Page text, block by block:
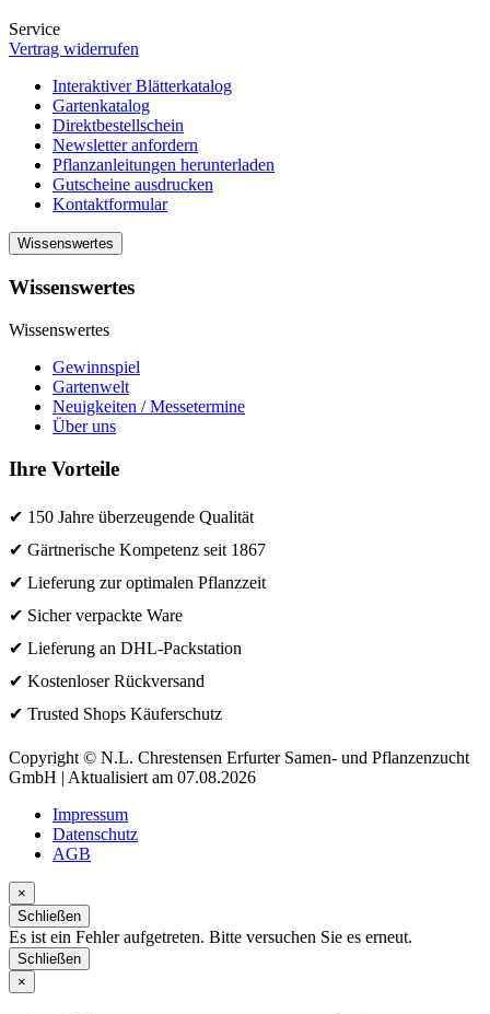
Service
Vertrag widerrufen
Interaktiver Blätterkatalog
Gartenkatalog
Direktbestellschein
Newsletter anfordern
Pflanzanleitungen herunterladen
Gutscheine ausdrucken
Kontaktformular
Wissenswertes
Wissenswertes
Wissenswertes
Gewinnspiel
Gartenwelt
Neuigkeiten / Messetermine
Über uns
Ihre Vorteile
✔ 150 Jahre überzeugende Qualität
✔ Gärtnerische Kompetenz seit 1867
✔ Lieferung zur optimalen Pflanzzeit
✔ Sicher verpackte Ware
✔ Lieferung an DHL-Packstation
✔ Kostenloser Rückversand
✔ Trusted Shops Käuferschutz
Copyright © N.L. Chrestensen Erfurter Samen- und Pflanzenzucht
GmbH | Aktualisiert am 07.08.2026
Impressum
Datenschutz
AGB
×
Schließen
Es ist ein Fehler aufgetreten. Bitte versuchen Sie es erneut.
Schließen
×